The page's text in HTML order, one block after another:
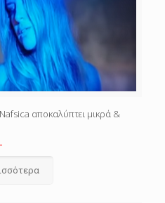
αποκαλύπτει μικρά &